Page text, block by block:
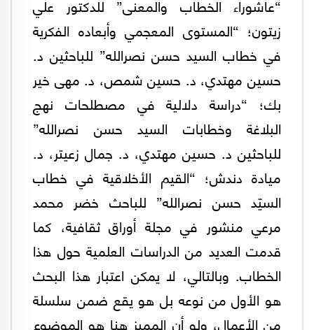
“عاشوراء الخطاب والمعنى” للدكتور علي
زيتون؛ “المستوى المعجمي وأبعاده الفكرية
في خطاب السيد حسن نصرالله” للباحثين د.
حسين مهتدي، د. حسين شمص، د. مهى خير
بك؛ “دراسة دلالية في مصطلحات نهج
البلاغة وخطابات السيد حسن نصرالله”
للباحثين د. حسين مهتدي، د. جمال زعيتر، د.
ميادة دندش؛ “القيم الأخلاقية في خطاب
السيّد حسن نصرالله” للباحث خضر محمد
مرعي منشور في مجلة أوراق ثقافية، كما
قدمت العديد من الدراسات العلمية حول هذا
الخطاب. وبالتالي، لا يمكن اعتبار هذا البحث
هو الأول من نوعه بل هو يقع ضمن سلسلة
من الأعمال، ولو أن المميز هنا هو الموضوع